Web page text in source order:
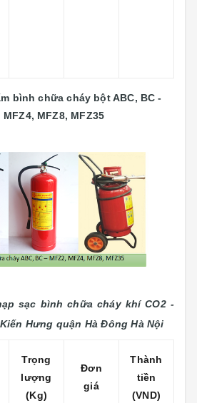
bình chữa cháy bột ABC, BC -
MFZ4, MFZ8, MFZ35
sạc bình chữa cháy khí CO2 -
Hưng quận Hà Đông Hà Nội
Trọng
lượng
(Kg)
Đơn
giá
Thành
tiền
(VND)